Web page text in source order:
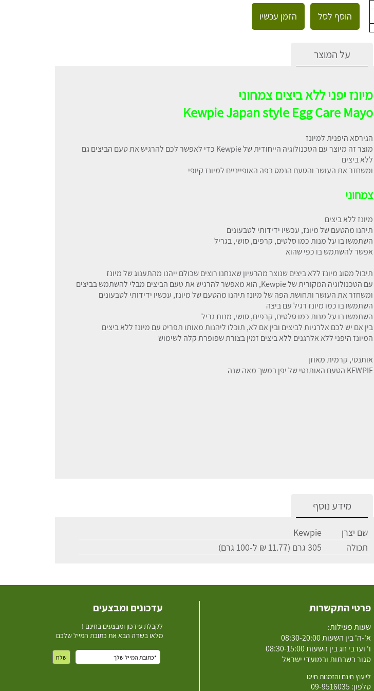
הוסף לסל הזמן עכשיו
על המוצר
מיונז יפני ללא ביצים צמחוני
Kewpie Japan style Egg Care Mayo
הגירסא היפנית למיונז
מוצר זה מיוצר עם הטכנולוגיה הייחודית של Kewpie כדי לאפשר לכם להרגיש את טעם הביצים גם
ללא ביצים
ומשחזר את העושר והטעם הנמס בפה האופייניים למיונז קיופי
צמחוני
מיונז ללא ביצים
תיהנו מהטעם של מיונז, עכשיו ידידותי לטבעונים
השתמשו בו על מנות כמו סלטים, קרפים, סושי, בגריל
אפשר להשתמש בו כפי שהוא
תיבול מסוג מיונז ללא ביצים שנוצר מהרעיון שאנחנו רוצים שכולם ייהנו מהתענוג של מיונז
עם הטכנולוגיה המקורית של Kewpie, הוא מאפשר להרגיש את טעם הביצים מבלי להשתמש בביצים
ומשחזר את העושר ותחושת הפה של מיונז תיהנו מהטעם של מיונז, עכשיו ידידותי לטבעונים
השתמשו בו כמו מיונז רגיל עם ביצה
השתמשו בו על מנות כמו סלטים, קרפים, סושי, מנות גריל
בין אם יש לכם אלרגיות לביצים ובין אם לא, תוכלו ליהנות מאותו תפריט עם מיונז ללא ביצים
המיונז היפני ללא אלרגנים ללא ביצים זמין בצורת שפופרת קלה לשימוש
אותנטי, קרמית מאוזן
KEWPIE הטעם האותנטי של יפן במשך מאה שנה
מידע נוסף
שם יצרן
Kewpie
תכולה
305 גרם (11.77 ₪ ל-100 גרם)
פרטי התקשרות
שעות פעילות:
א'-ה' בין השעות 08:30-20:00
ו' וערבי חג בין השעות 08:30-15:00
סגור בשבתות ובמועדי ישראל
לייעוץ חינם והזמנות חייגו
טלפון: 09-9516035
עדכונים ומבצעים
לקבלת עידכון ומבצעים בחינם !
מלאו בשדה הבא את כתובת המייל שלכם